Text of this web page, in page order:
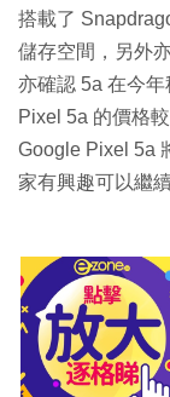
搭載了
儲存空間，另外
亦確認 5a 在今年
Pixel 5a 的價格
Google Pixel 5a
家有興趣可以繼